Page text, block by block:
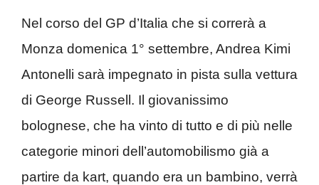
Nel corso del GP d’Italia che si correrà a
Monza domenica 1° settembre, Andrea Kimi
Antonelli sarà impegnato in pista sulla vettura
di George Russell. Il giovanissimo
bolognese, che ha vinto di tutto e di più nelle
categorie minori dell’automobilismo già a
partire da kart, quando era un bambino, verrà